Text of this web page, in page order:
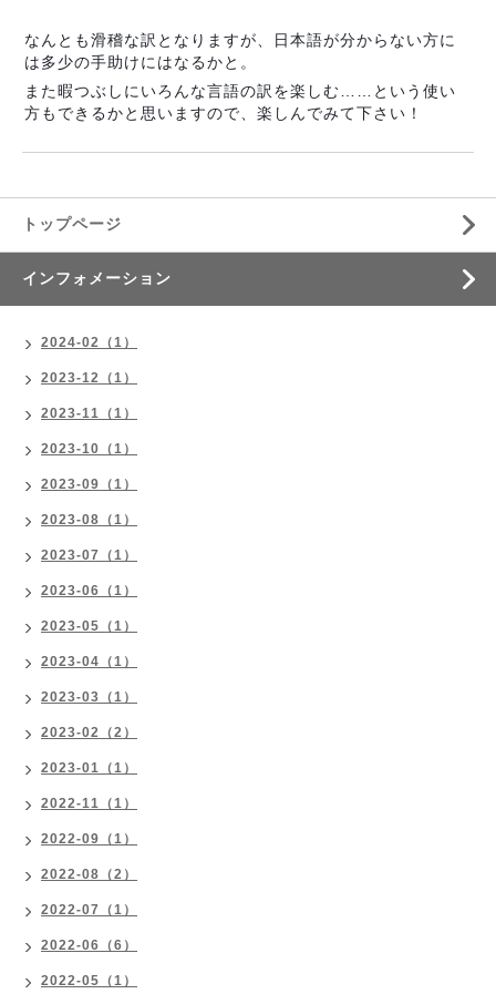
なんとも滑稽な訳となりますが、日本語が分からない方に
は多少の手助けにはなるかと。
また暇つぶしにいろんな言語の訳を楽しむ……という使い
方もできるかと思いますので、楽しんでみて下さい！
トップページ
インフォメーション
2024-02（1）
2023-12（1）
2023-11（1）
2023-10（1）
2023-09（1）
2023-08（1）
2023-07（1）
2023-06（1）
2023-05（1）
2023-04（1）
2023-03（1）
2023-02（2）
2023-01（1）
2022-11（1）
2022-09（1）
2022-08（2）
2022-07（1）
2022-06（6）
2022-05（1）